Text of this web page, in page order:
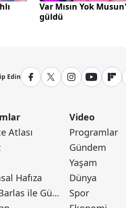
Var Mısın Yok
güldü
Edin
Atlası
Hafıza
Canan Barlas ile Gündem
Video
Programlar
Gündem
Yaşam
Dünya
Spor